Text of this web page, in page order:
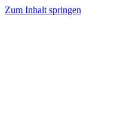
Zum Inhalt springen